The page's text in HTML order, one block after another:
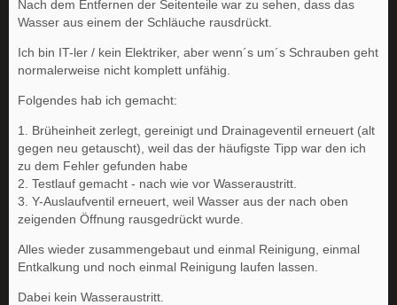
Nach dem Entfernen der Seitenteile war zu sehen, dass das
Wasser aus einem der Schläuche rausdrückt.
Ich bin IT-ler / kein Elektriker, aber wenn´s um´s Schrauben geht
normalerweise nicht komplett unfähig.
Folgendes hab ich gemacht:
1. Brüheinheit zerlegt, gereinigt und Drainageventil erneuert (alt
gegen neu getauscht), weil das der häufigste Tipp war den ich
zu dem Fehler gefunden habe
2. Testlauf gemacht - nach wie vor Wasseraustritt.
3. Y-Auslaufventil erneuert, weil Wasser aus der nach oben
zeigenden Öffnung rausgedrückt wurde.
Alles wieder zusammengebaut und einmal Reinigung, einmal
Entkalkung und noch einmal Reinigung laufen lassen.
Dabei kein Wasseraustritt.